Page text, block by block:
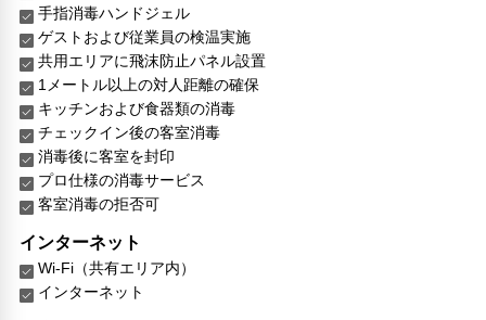
手指消毒ハンドジェル
ゲストおよび従業員の検温実施
共用エリアに飛沫防止パネル設置
1メートル以上の対人距離の確保
キッチンおよび食器類の消毒
チェックイン後の客室消毒
消毒後に客室を封印
プロ仕様の消毒サービス
客室消毒の拒否可
インターネット
Wi-Fi（共有エリア内）
インターネット